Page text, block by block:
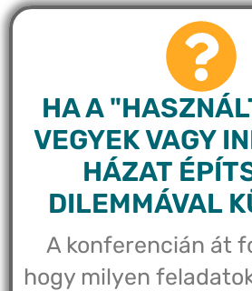
HA A
VEGYEK VAGY
HÁZAT
DILEMMÁVAL
A konferencián át
hogy milyen